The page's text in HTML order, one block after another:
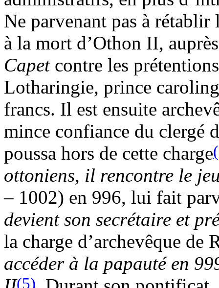
Ne parvenant pas à
à la mort d’Othon II,
Capetcontre les
Lotharingie, prince
francs. Il est ensuite
mince confiance du clergé
poussa hors de cette charge
ottoniens, il rencontre le
– 1002) en 996, lui fait
devient son secrétaire et
la charge d’archevêque
accéder à la papauté en
(5)